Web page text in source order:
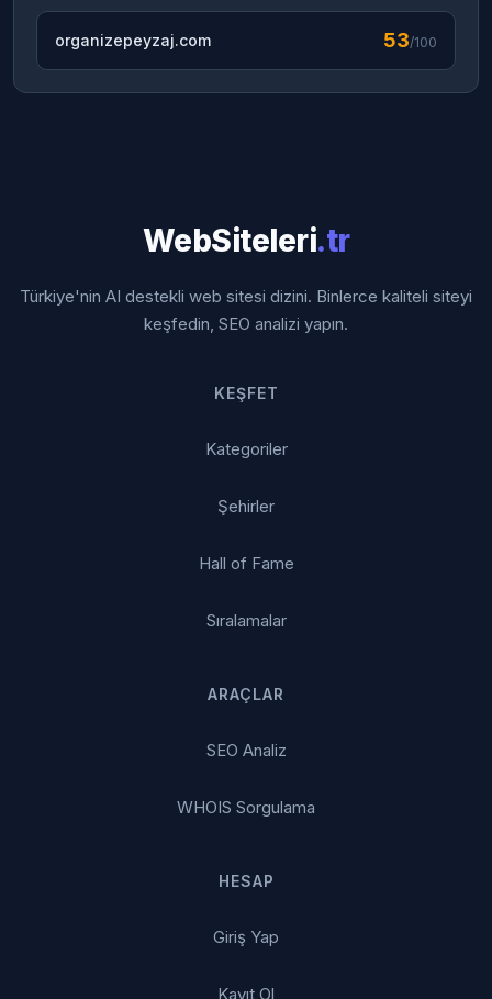
organizepeyzaj.com 53/100
WebSiteleri.tr
Türkiye'nin AI destekli web sitesi dizini. Binlerce kaliteli siteyi
keşfedin, SEO analizi yapın.
KEŞFET
Kategoriler
Şehirler
Hall of Fame
Sıralamalar
ARAÇLAR
SEO Analiz
WHOIS Sorgulama
HESAP
Giriş Yap
Kayıt Ol